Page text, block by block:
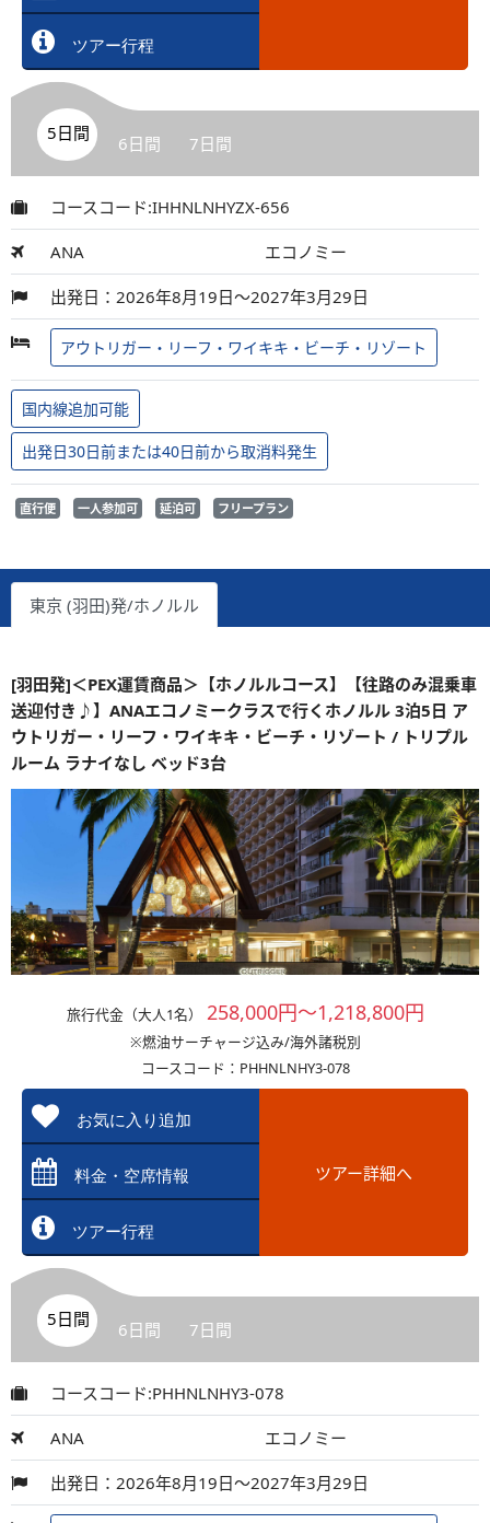
ツアー行程
5日間 6日間 7日間
コースコード:IHHNLNHYZX-656
ANA エコノミー
出発日：2026年8月19日～2027年3月29日
アウトリガー・リーフ・ワイキキ・ビーチ・リゾート
国内線追加可能
出発日30日前または40日前から取消料発生
直行便 一人参加可 延泊可 フリープラン
東京 (羽田)発/ホノルル
[羽田発]＜PEX運賃商品＞【ホノルルコース】【往路のみ混乗車
送迎付き♪】ANAエコノミークラスで行くホノルル 3泊5日 ア
ウトリガー・リーフ・ワイキキ・ビーチ・リゾート / トリプル
ルーム ラナイなし ベッド3台
旅行代金（大人1名） 258,000円～1,218,800円
※燃油サーチャージ込み/海外諸税別
コースコード：PHHNLNHY3-078
お気に入り追加
料金・空席情報
ツアー行程
ツアー詳細へ
5日間 6日間 7日間
コースコード:PHHNLNHY3-078
ANA エコノミー
出発日：2026年8月19日～2027年3月29日